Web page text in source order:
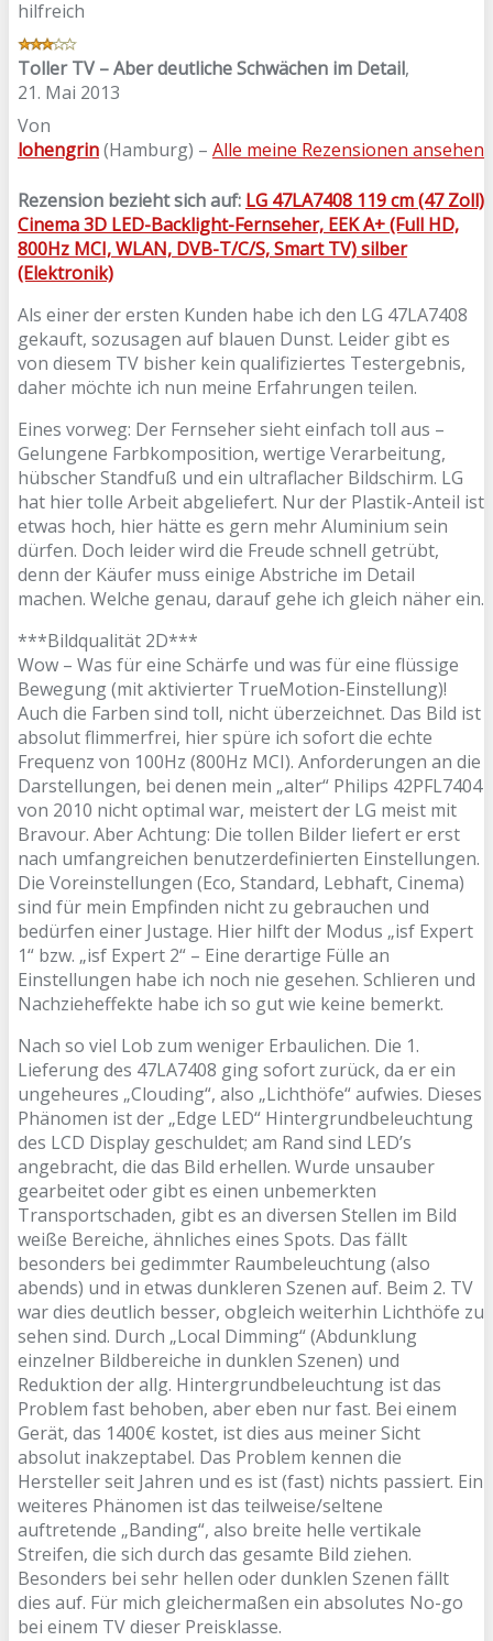
hilfreich
Toller TV – Aber deutliche Schwächen im Detail,
21. Mai 2013
Von
lohengrin(Hamburg) – Alle meine Rezensionen ansehen
Rezension bezieht sich auf: LG 47LA7408 119 cm (47 Zoll)
Cinema 3D LED-Backlight-Fernseher, EEK A+ (Full HD,
800Hz MCI, WLAN, DVB-T/C/S, Smart TV) silber
(Elektronik)
Als einer der ersten Kunden habe ich den LG 47LA7408
gekauft, sozusagen auf blauen Dunst. Leider gibt es
von diesem TV bisher kein qualifiziertes Testergebnis,
daher möchte ich nun meine Erfahrungen teilen.
Eines vorweg: Der Fernseher sieht einfach toll aus –
Gelungene Farbkomposition, wertige Verarbeitung,
hübscher Standfuß und ein ultraflacher Bildschirm. LG
hat hier tolle Arbeit abgeliefert. Nur der Plastik-Anteil ist
etwas hoch, hier hätte es gern mehr Aluminium sein
dürfen. Doch leider wird die Freude schnell getrübt,
denn der Käufer muss einige Abstriche im Detail
machen. Welche genau, darauf gehe ich gleich näher ein.
***Bildqualität 2D***
Wow – Was für eine Schärfe und was für eine flüssige
Bewegung (mit aktivierter TrueMotion-Einstellung)!
Auch die Farben sind toll, nicht überzeichnet. Das Bild ist
absolut flimmerfrei, hier spüre ich sofort die echte
Frequenz von 100Hz (800Hz MCI). Anforderungen an die
Darstellungen, bei denen mein „alter“ Philips 42PFL7404
von 2010 nicht optimal war, meistert der LG meist mit
Bravour. Aber Achtung: Die tollen Bilder liefert er erst
nach umfangreichen benutzerdefinierten Einstellungen.
Die Voreinstellungen (Eco, Standard, Lebhaft, Cinema)
sind für mein Empfinden nicht zu gebrauchen und
bedürfen einer Justage. Hier hilft der Modus „isf Expert
1“ bzw. „isf Expert 2“ – Eine derartige Fülle an
Einstellungen habe ich noch nie gesehen. Schlieren und
Nachzieheffekte habe ich so gut wie keine bemerkt.
Nach so viel Lob zum weniger Erbaulichen. Die 1.
Lieferung des 47LA7408 ging sofort zurück, da er ein
ungeheures „Clouding“, also „Lichthöfe“ aufwies. Dieses
Phänomen ist der „Edge LED“ Hintergrundbeleuchtung
des LCD Display geschuldet; am Rand sind LED’s
angebracht, die das Bild erhellen. Wurde unsauber
gearbeitet oder gibt es einen unbemerkten
Transportschaden, gibt es an diversen Stellen im Bild
weiße Bereiche, ähnliches eines Spots. Das fällt
besonders bei gedimmter Raumbeleuchtung (also
abends) und in etwas dunkleren Szenen auf. Beim 2. TV
war dies deutlich besser, obgleich weiterhin Lichthöfe zu
sehen sind. Durch „Local Dimming“ (Abdunklung
einzelner Bildbereiche in dunklen Szenen) und
Reduktion der allg. Hintergrundbeleuchtung ist das
Problem fast behoben, aber eben nur fast. Bei einem
Gerät, das 1400€ kostet, ist dies aus meiner Sicht
absolut inakzeptabel. Das Problem kennen die
Hersteller seit Jahren und es ist (fast) nichts passiert. Ein
weiteres Phänomen ist das teilweise/seltene
auftretende „Banding“, also breite helle vertikale
Streifen, die sich durch das gesamte Bild ziehen.
Besonders bei sehr hellen oder dunklen Szenen fällt
dies auf. Für mich gleichermaßen ein absolutes No-go
bei einem TV dieser Preisklasse.